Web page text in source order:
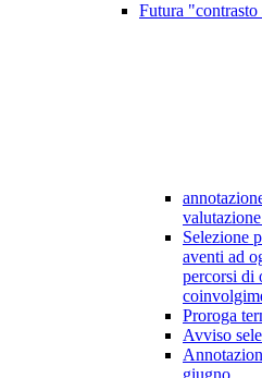
Futura
Selezione
aventi ad
percorsi di
Proroga
Avviso